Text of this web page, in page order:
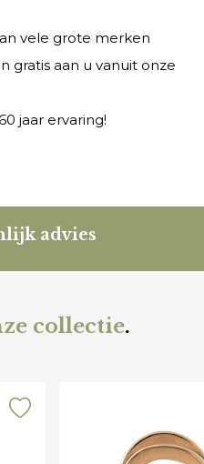
vele grote merken
gratis aan u vanuit onze
jaar ervaring!
advies
collectie.